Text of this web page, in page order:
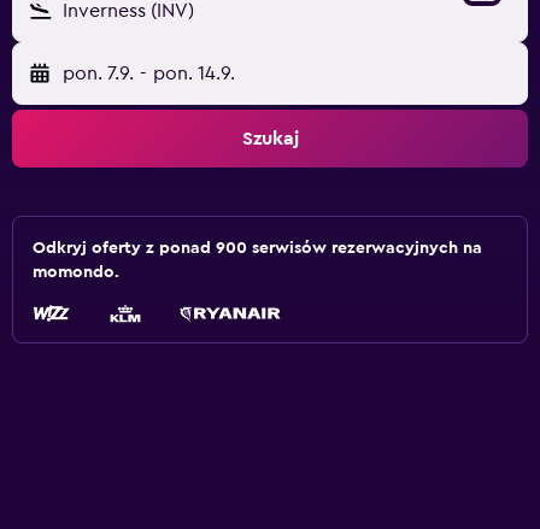
Inverness (INV)
pon. 7.9. - pon. 14.9.
Szukaj
Odkryj oferty z ponad 900 serwisów rezerwacyjnych na
momondo.